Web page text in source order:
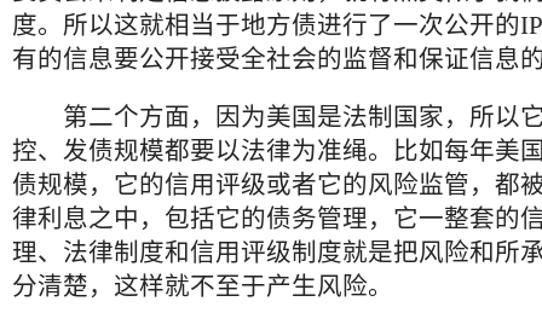
度。所以这就相当于地方债进行了一次公开的
有的信息要公开接受全社会的监督和保证信息
第二个方面，因为美国是法制国家，所以
控、发债规模都要以法律为准绳。比如每年美
债规模，它的信用评级或者它的风险监管，都
律利息之中，包括它的债务管理，它一整套的
理、法律制度和信用评级制度就是把风险和所
分清楚，这样就不至于产生风险。